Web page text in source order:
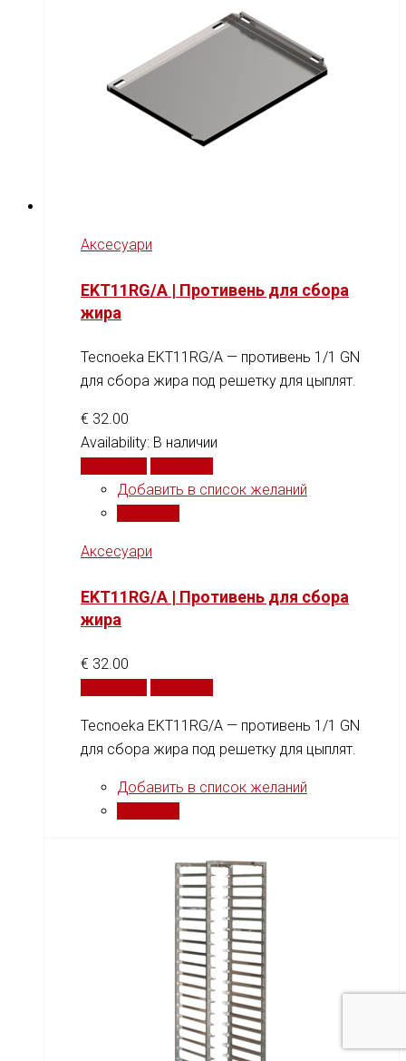
Аксесуари
EKT11RG/A | Противень для сбора
жира
Tecnoeka EKT11RG/A — противень 1/1 GN
для сбора жира под решетку для цыплят.
€ 32.00
Availability: В наличии
Добавить в список желаний
Аксесуари
EKT11RG/A | Противень для сбора
жира
€ 32.00
Tecnoeka EKT11RG/A — противень 1/1 GN
для сбора жира под решетку для цыплят.
Добавить в список желаний